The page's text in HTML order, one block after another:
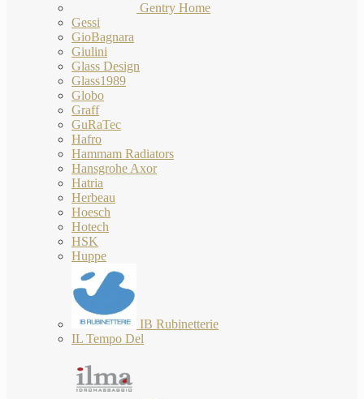
Gentry Home
Gessi
GioBagnara
Giulini
Glass Design
Glass1989
Globo
Graff
GuRaTec
Hafro
Hammam Radiators
Hansgrohe Axor
Hatria
Herbeau
Hoesch
Hotech
HSK
Huppe
IB Rubinetterie
IL Tempo Del